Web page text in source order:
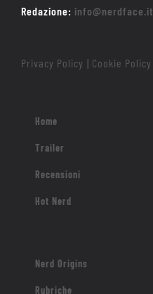
Redazione: info@nerdface.it
Privacy Policy Cookie Policy
Home
Trailer
Recensioni
Hot Nerd
Nerd Origins
Rubriche